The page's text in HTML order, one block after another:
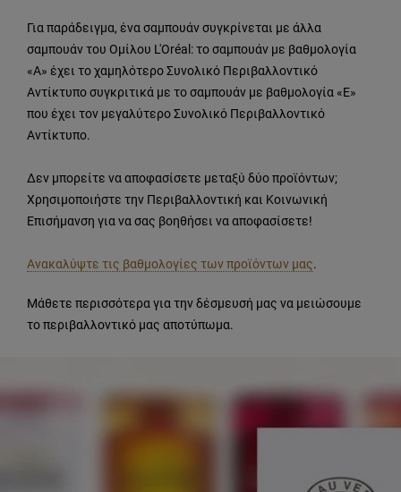
Για παράδειγμα, ένα σαμπουάν συγκρίνεται με άλλα
σαμπουάν του Ομίλου L'Oréal: το σαμπουάν με βαθμολογία
«Α» έχει το χαμηλότερο Συνολικό Περιβαλλοντικό
Αντίκτυπο συγκριτικά με το σαμπουάν με βαθμολογία «Ε»
που έχει τον μεγαλύτερο Συνολικό Περιβαλλοντικό
Αντίκτυπο.
Δεν μπορείτε να αποφασίσετε μεταξύ δύο προϊόντων;
Χρησιμοποιήστε την Περιβαλλοντική και Κοινωνική
Επισήμανση για να σας βοηθήσει να αποφασίσετε!
Ανακαλύψτε τις βαθμολογίες των προϊόντων μας.
Μάθετε περισσότερα για την δέσμευσή μας να μειώσουμε
το περιβαλλοντικό μας αποτύπωμα.